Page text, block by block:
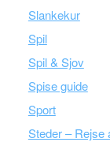
Slankekur
Spil
Spil & Sjov
Spise guide
Sport
Steder – Rejse